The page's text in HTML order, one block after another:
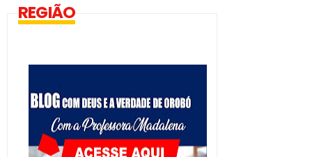
REGIÃO